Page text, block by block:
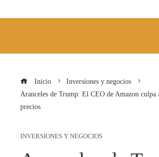
Inicio
Inversiones y negocios
Aranceles de Trump: El CEO de Amazon culpa
precios
INVERSIONES Y NEGOCIOS